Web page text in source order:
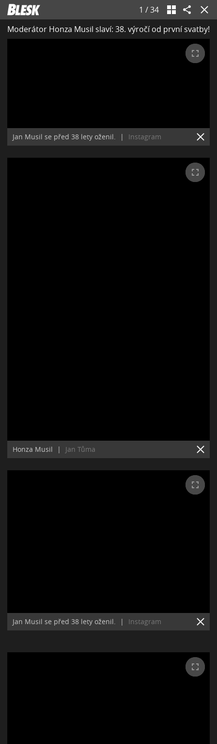
1 /34
Moderátor Honza Musil slaví: 38. výročí od první svatby!
Jan Musil se před 38 lety oženil. | Instagram
Honza Musil | Jan Tůma
Jan Musil se před 38 lety oženil. | Instagram